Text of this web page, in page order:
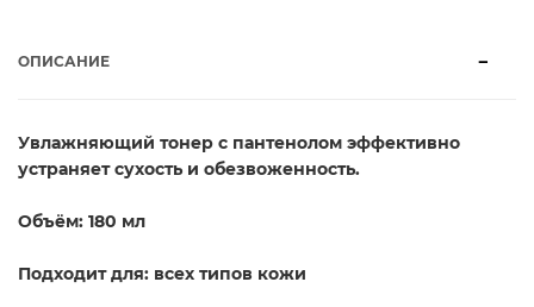
ОПИСАНИЕ
Увлажняющий тонер с пантенолом эффективно
устраняет сухость и обезвоженность.
Объём: 180 мл
Подходит для: всех типов кожи